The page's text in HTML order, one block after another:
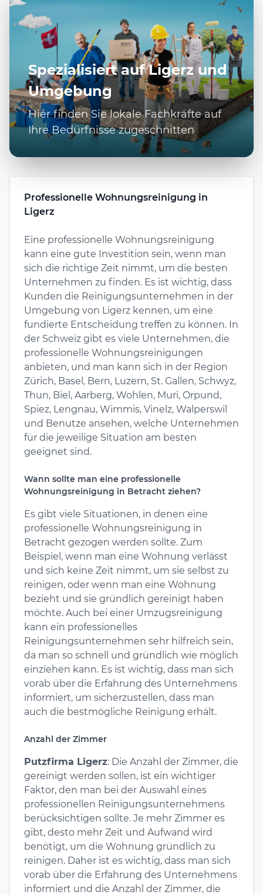
Spezialisiert auf Ligerz und
Umgebung
Hier finden Sie lokale Fachkräfte auf
Ihre Bedürfnisse zugeschnitten
Professionelle Wohnungsreinigung in
Ligerz
Eine professionelle Wohnungsreinigung
kann eine gute Investition sein, wenn man
sich die richtige Zeit nimmt, um die besten
Unternehmen zu finden. Es ist wichtig, dass
Kunden die Reinigungsunternehmen in der
Umgebung von Ligerz kennen, um eine
fundierte Entscheidung treffen zu können. In
der Schweiz gibt es viele Unternehmen, die
professionelle Wohnungsreinigungen
anbieten, und man kann sich in der Region
Zürich, Basel, Bern, Luzern, St. Gallen, Schwyz,
Thun, Biel, Aarberg, Wohlen, Muri, Orpund,
Spiez, Lengnau, Wimmis, Vinelz, Walperswil
und Benutze ansehen, welche Unternehmen
für die jeweilige Situation am besten
geeignet sind.
Wann sollte man eine professionelle
Wohnungsreinigung in Betracht ziehen?
Es gibt viele Situationen, in denen eine
professionelle Wohnungsreinigung in
Betracht gezogen werden sollte. Zum
Beispiel, wenn man eine Wohnung verlässt
und sich keine Zeit nimmt, um sie selbst zu
reinigen, oder wenn man eine Wohnung
bezieht und sie gründlich gereinigt haben
möchte. Auch bei einer Umzugsreinigung
kann ein professionelles
Reinigungsunternehmen sehr hilfreich sein,
da man so schnell und gründlich wie möglich
einziehen kann. Es ist wichtig, dass man sich
vorab über die Erfahrung des Unternehmens
informiert, um sicherzustellen, dass man
auch die bestmögliche Reinigung erhält.
Anzahl der Zimmer
Putzfirma Ligerz: Die Anzahl der Zimmer, die
gereinigt werden sollen, ist ein wichtiger
Faktor, den man bei der Auswahl eines
professionellen Reinigungsunternehmens
berücksichtigen sollte. Je mehr Zimmer es
gibt, desto mehr Zeit und Aufwand wird
benötigt, um die Wohnung gründlich zu
reinigen. Daher ist es wichtig, dass man sich
vorab über die Erfahrung des Unternehmens
informiert und die Anzahl der Zimmer, die